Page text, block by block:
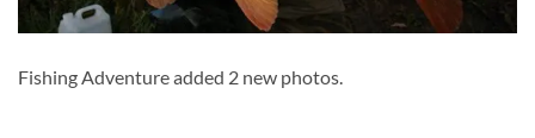
Fishing Adventure added 2 new photos.